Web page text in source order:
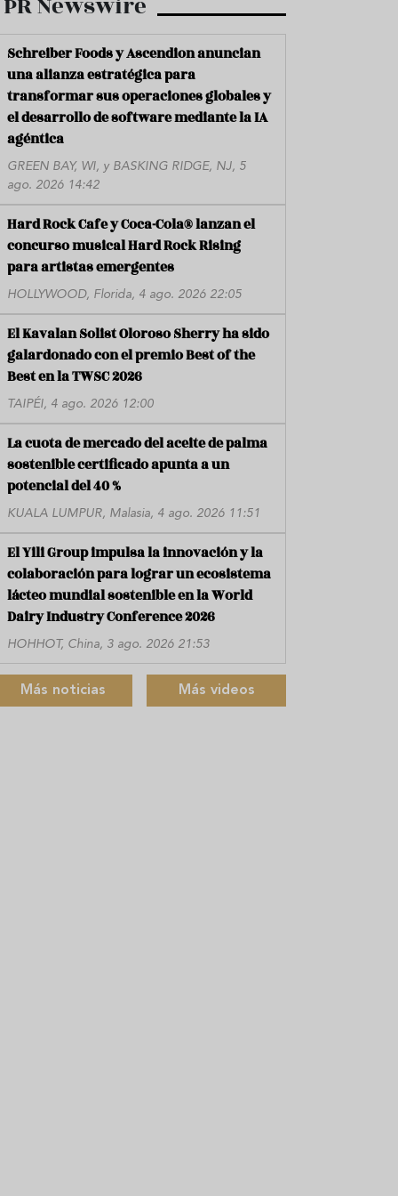
Schreiber Foods y Ascendion anuncian
una alianza estratégica para
transformar sus operaciones globales y
el desarrollo de software mediante la IA
agéntica
GREEN BAY, WI, y BASKING RIDGE, NJ, 5
ago. 2026 14:42
Hard Rock Cafe y Coca-Cola® lanzan el
concurso musical Hard Rock Rising
para artistas emergentes
HOLLYWOOD, Florida, 4 ago. 2026 22:05
El Kavalan Solist Oloroso Sherry ha sido
galardonado con el premio Best of the
Best en la TWSC 2026
TAIPÉI, 4 ago. 2026 12:00
La cuota de mercado del aceite de palma
sostenible certificado apunta a un
potencial del 40 %
KUALA LUMPUR, Malasia, 4 ago. 2026 11:51
El Yili Group impulsa la innovación y la
colaboración para lograr un ecosistema
lácteo mundial sostenible en la World
Dairy Industry Conference 2026
HOHHOT, China, 3 ago. 2026 21:53
Más noticias Más videos